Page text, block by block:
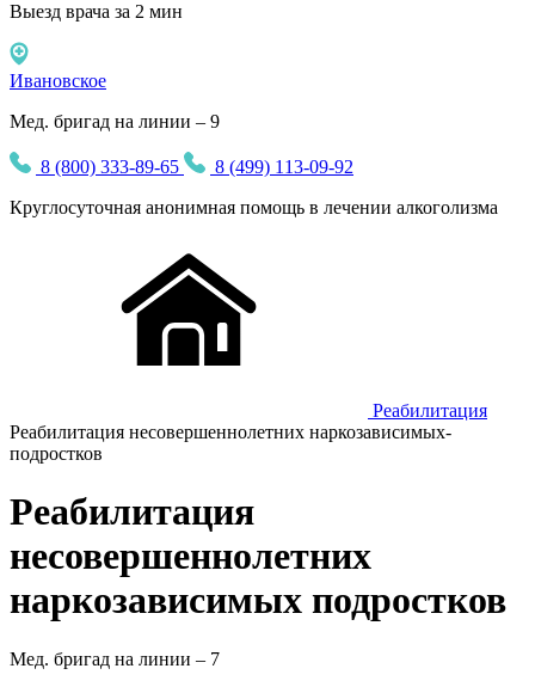
Выезд врача за 2 мин
Ивановское
Мед. бригад на линии – 9
8 (800) 333-89-65
8 (499) 113-09-92
Круглосуточная анонимная помощь в лечении алкоголизма
Реабилитация
Реабилитация несовершеннолетних наркозависимых-
подростков
Реабилитация
несовершеннолетних
наркозависимых подростков
Мед. бригад на линии – 7